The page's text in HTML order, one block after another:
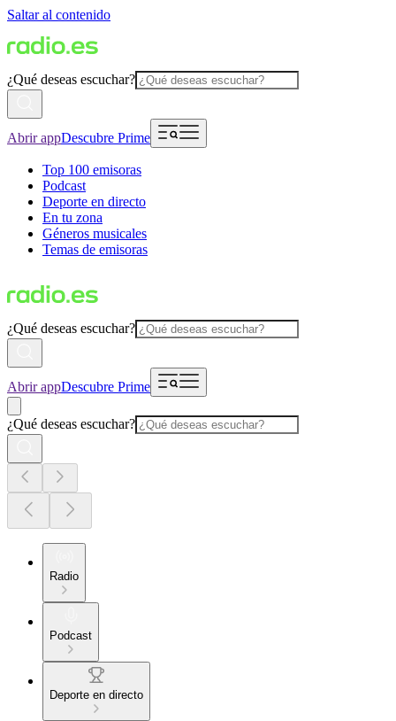
Saltar al contenido
¿Qué deseas escuchar?
Abrir appDescubre Prime
Top 100 emisoras
Podcast
Deporte en directo
En tu zona
Géneros musicales
Temas de emisoras
¿Qué deseas escuchar?
Abrir appDescubre Prime
¿Qué deseas escuchar?
Radio
Podcast
Deporte en directo